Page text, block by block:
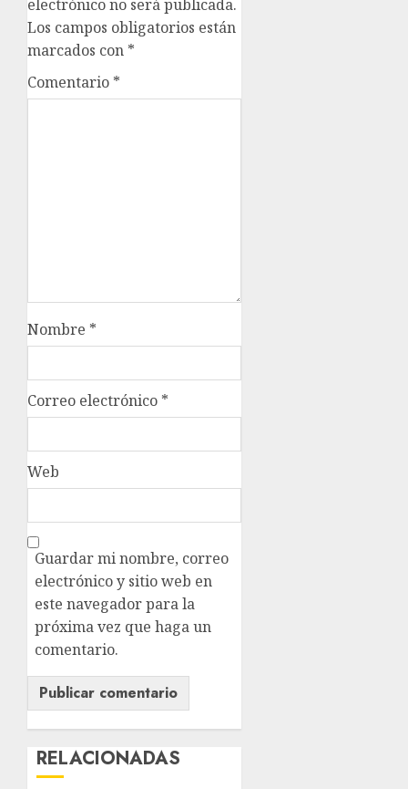
electrónico no será publicada.
Los campos obligatorios están
marcados con *
Comentario *
Nombre *
Correo electrónico *
Web
Guardar mi nombre, correo
electrónico y sitio web en
este navegador para la
próxima vez que haga un
comentario.
RELACIONADAS